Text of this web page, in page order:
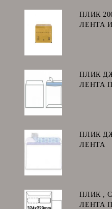
ПЛИК
ЛЕНТА
ПЛИК
ЛЕНТА
ПЛИК
ЛЕНТА
ПЛИК ,
ЛЕНТА